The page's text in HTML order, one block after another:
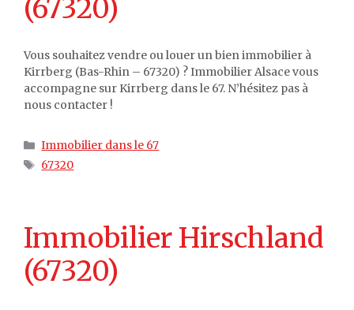
(67320)
Vous souhaitez vendre ou louer un bien immobilier à
Kirrberg (Bas-Rhin – 67320) ? Immobilier Alsace vous
accompagne sur Kirrberg dans le 67. N’hésitez pas à
nous contacter !
Catégories
Immobilier dans le 67
Étiquettes
67320
Immobilier Hirschland
(67320)